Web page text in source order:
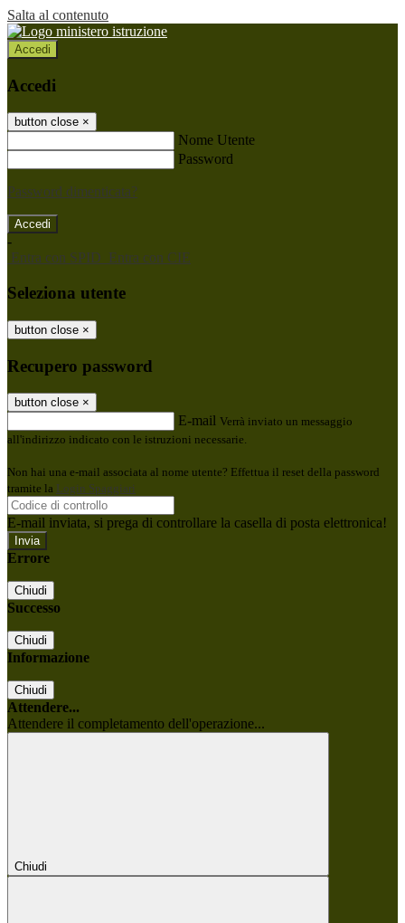
Salta al contenuto
Accedi
Accedi
button close ×
Nome Utente
Password
Password dimenticata?
-
Entra con SPID Entra con CIE
Seleziona utente
button close ×
Recupero password
button close ×
E-mail Verrà inviato un messaggio
all'indirizzo indicato con le istruzioni necessarie.
Non hai una e-mail associata al nome utente? Effettua il reset della password
tramite la Login Spaggiari
E-mail inviata, si prega di controllare la casella di posta elettronica!
Errore
Chiudi
Successo
Chiudi
Informazione
Chiudi
Attendere...
Attendere il completamento dell'operazione...
Chiudi